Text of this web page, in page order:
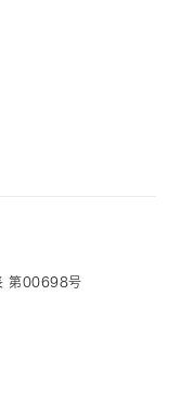
第00698号